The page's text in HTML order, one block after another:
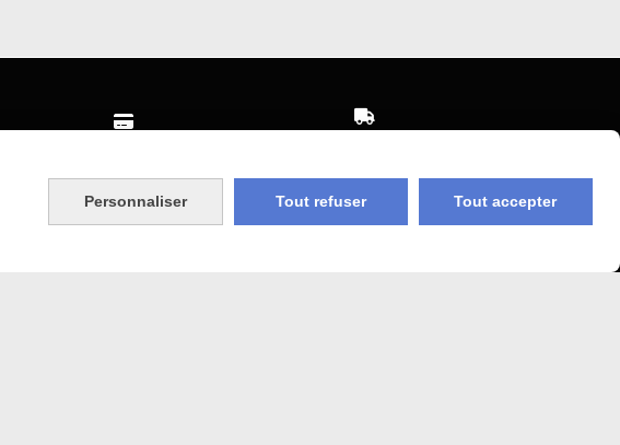

CB Crédit Agricole

jours ouvrés
Frais de port (5€50)
Personnaliser Tout refuser Tout accepter